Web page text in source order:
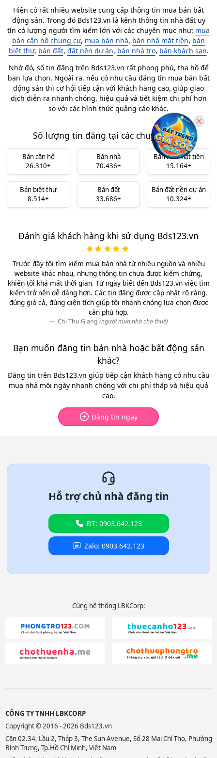
Hiện có rất nhiều website cung cấp thông tin mua bán bất
động sản. Trong đó Bds123.vn là kênh thông tin nhà đất uy
tín có lượng người tìm kiếm lớn với các chuyên mục như: mua
bán căn hộ chung cư, mua bán nhà, bán nhà mặt tiền, bán
biệt thự, bán đất, đất nền dự án, bán nhà trọ, bán khách sạn.
Nhờ đó, số tin đăng trên Bds123.vn rất phong phú, tha hồ để
bạn lựa chọn. Ngoài ra, nếu có nhu cầu đăng tin mua bán bất
động sản thì cơ hội tiếp cận với khách hàng cao, giúp giao
dịch diễn ra nhanh chóng, hiệu quả và tiết kiệm chi phí hơn
so với các hình thức quảng cáo khác.
Số lượng tin đăng tại các chuyên mục
Bán căn hộ
26.310+
Bán nhà
70.436+
Bán nhà mặt tiền
15.164+
Bán biệt thự
8.514+
Bán đất
33.686+
Bán đất nền dự án
10.324+
Đánh giá khách hàng khi sử dụng Bds123.vn
Trước đây tôi tìm kiếm mua bán nhà từ nhiều nguồn và nhiều
website khác nhau, nhưng thông tin chưa được kiểm chứng,
khiến tôi khá mất thời gian. Từ ngày biết đến Bds123.vn việc tìm
kiếm trở nên dễ dàng hơn. Các tin đăng được cập nhật rõ ràng,
đúng giá cả, đúng diện tích giúp tôi nhanh chóng lựa chọn được
căn phù hợp.
Chị Thu Giang (người mua nhà cho thuê)
Bạn muốn đăng tin bán nhà hoặc bất động sản
khác?
Đăng tin trên Bds123.vn giúp tiếp cận khách hàng có nhu cầu
mua nhà mỗi ngày nhanh chóng với chi phí thấp và hiệu quả
cao.
Đăng tin ngay
Hỗ trợ chủ nhà đăng tin
ĐT: 0903.642.123
Zalo: 0903.642.123
Cùng hệ thống LBKCorp:
CÔNG TY TNHH LBKCORP
Copyright © 2016 - 2026 Bds123.vn
Căn 02.34, Lầu 2, Tháp 3, The Sun Avenue, Số 28 Mai Chí Thọ, Phường
Bình Trưng, Tp.Hồ Chí Minh, Việt Nam